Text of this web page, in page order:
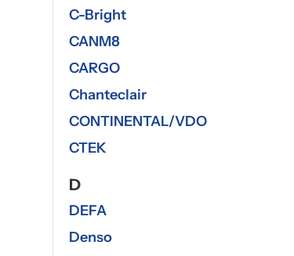
C-Bright
CANM8
CARGO
Chanteclair
CONTINENTAL/VDO
CTEK
D
DEFA
Denso